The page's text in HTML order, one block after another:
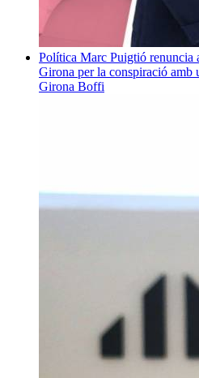
Política Marc Puigtió renuncia
Girona per la conspiració amb
Girona Boffi